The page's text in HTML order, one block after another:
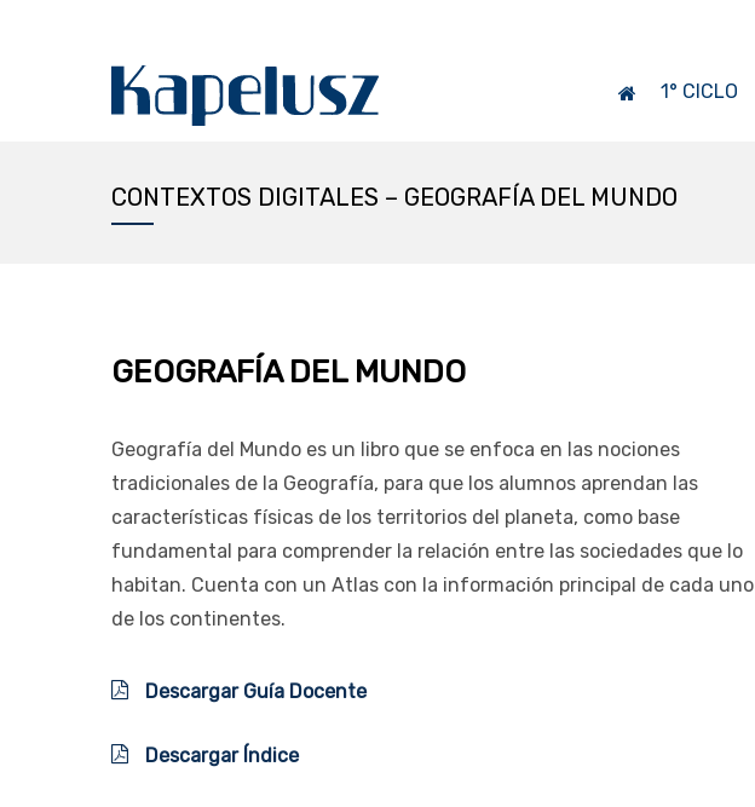
1° CICLO
CONTEXTOS DIGITALES – GEOGRAFÍA DEL MUNDO
GEOGRAFÍA DEL MUNDO
Geografía del Mundo es un libro que se enfoca en las nociones
tradicionales de la Geografía, para que los alumnos aprendan las
características físicas de los territorios del planeta, como base
fundamental para comprender la relación entre las sociedades que lo
habitan. Cuenta con un Atlas con la información principal de cada uno
de los continentes.
Descargar Guía Docente
Descargar Índice